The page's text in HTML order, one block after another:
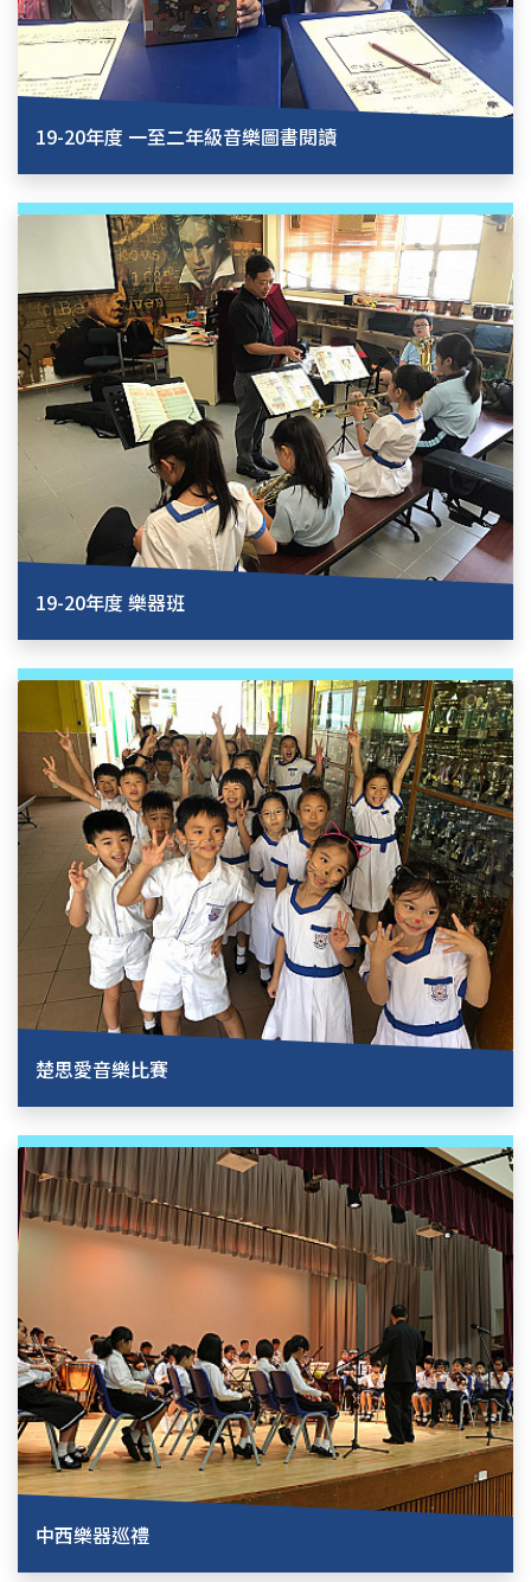
19-20年度 一至二年級音樂圖書閱讀
19-20年度 樂器班
楚思愛音樂比賽
中西樂器巡禮